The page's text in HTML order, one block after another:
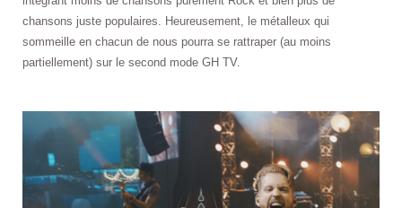
chansons juste populaires. Heureusement, le métalleux qui
sommeille en chacun de nous pourra se rattraper (au moins
partiellement) sur le second mode GH TV.